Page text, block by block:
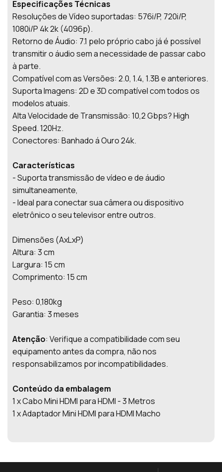
Especificações Técnicas
Resoluções de Vídeo suportadas: 576i/P, 720i/P,
1080i/P 4k 2k (4096p).
Retorno de Áudio: 7.1 pelo próprio cabo já é possível
transmitir o áudio sem a necessidade de passar cabo
à parte.
Compatível com as Versões: 2.0, 1.4, 1.3B e anteriores.
Suporta Imagens: 2D e 3D compatível com todos os
modelos atuais.
Alta Velocidade de Transmissão: 10,2 Gbps? High
Speed. 120Hz.
Conectores: Banhado á Ouro 24k.
Características
- Suporta transmissão de vídeo e de áudio
simultaneamente,
- Ideal para conectar sua câmera ou dispositivo
eletrônico o seu televisor entre outros.
Dimensões (AxLxP)
Altura: 3 cm
Largura: 15 cm
Comprimento: 15 cm
Peso: 0,180kg
Garantia: 3 meses
Atenção: Verifique a compatibilidade com seu
equipamento antes da compra, não nos
responsabilizamos por incompatibilidades.
Conteúdo da embalagem
1 x Cabo Mini HDMI para HDMI - 3 Metros
1 x Adaptador Mini HDMI para HDMI Macho